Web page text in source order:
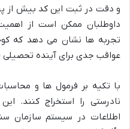
و دقت در ثبت این کد بیش از
داوطلبان ممکن است از
تجربه ها نشان می دهد که
عواقب جدی برای آینده تحصیلی
با تکیه بر فرمول ها و
نادرستی را استخراج کنند.
اطلاعات در سیستم